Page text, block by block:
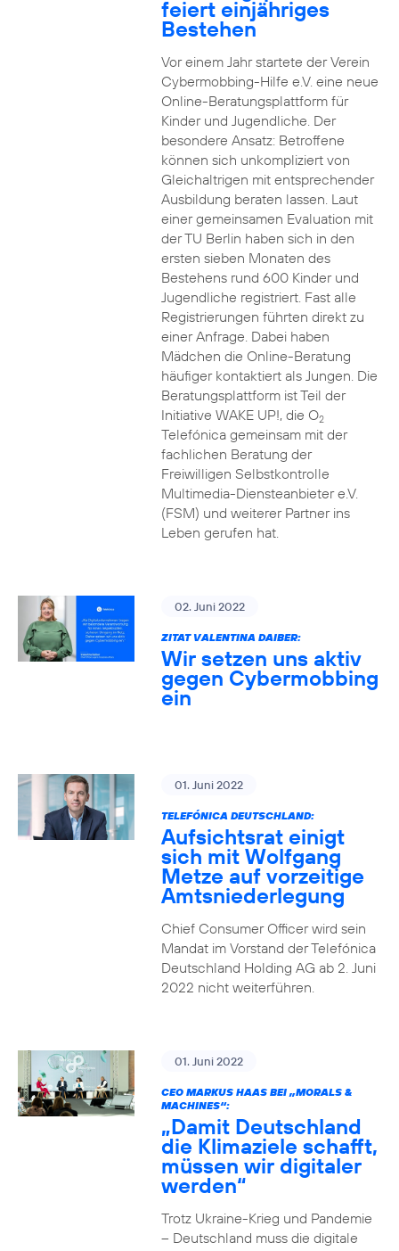
feiert einjähriges
Bestehen
Vor einem Jahr startete der Verein
Cybermobbing-Hilfe e.V. eine neue
Online-Beratungsplattform für
Kinder und Jugendliche. Der
besondere Ansatz: Betroffene
können sich unkompliziert von
Gleichaltrigen mit entsprechender
Ausbildung beraten lassen. Laut
einer gemeinsamen Evaluation mit
der TU Berlin haben sich in den
ersten sieben Monaten des
Bestehens rund 600 Kinder und
Jugendliche registriert. Fast alle
Registrierungen führten direkt zu
einer Anfrage. Dabei haben
Mädchen die Online-Beratung
häufiger kontaktiert als Jungen. Die
Beratungsplattform ist Teil der
Initiative WAKE UP!, die O2
Telefónica gemeinsam mit der
fachlichen Beratung der
Freiwilligen Selbstkontrolle
Multimedia-Diensteanbieter e.V.
(FSM) und weiterer Partner ins
Leben gerufen hat.
02. Juni 2022
ZITAT VALENTINA DAIBER:
Wir setzen uns aktiv
gegen Cybermobbing
ein
01. Juni 2022
TELEFÓNICA DEUTSCHLAND:
Aufsichtsrat einigt
sich mit Wolfgang
Metze auf vorzeitige
Amtsniederlegung
Chief Consumer Officer wird sein
Mandat im Vorstand der Telefónica
Deutschland Holding AG ab 2. Juni
2022 nicht weiterführen.
01. Juni 2022
CEO MARKUS HAAS BEI „MORALS &
MACHINES“:
„Damit Deutschland
die Klimaziele schafft,
müssen wir digitaler
werden“
Trotz Ukraine-Krieg und Pandemie
– Deutschland muss die digitale